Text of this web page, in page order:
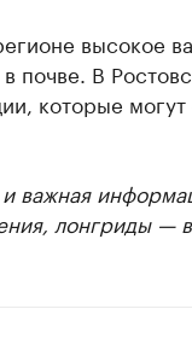
высокое
почве. В
которые могут
важная
лонгриды — в